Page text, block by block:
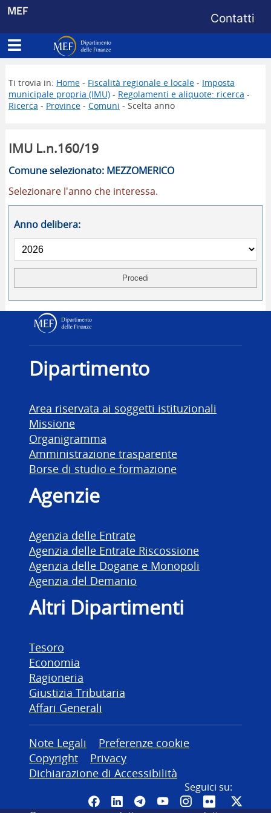
MEF Menu di
Contatti
Apri menu principale
Dipartimento delle Finanze
Ti trovia in: Home- Fiscalità regionale e locale- Imposta
municipale propria (IMU)- Regolamenti e aliquote: ricerca -
Ricerca - Province- Comuni - Scelta anno
IMU L.n.160/19
Comune selezionato: MEZZOMERICO
Selezionare l'anno che interessa.
Anno delibera:
Dipartimento delle
Dipartimento
Area riservata ai soggetti istituzionali
Missione
Organigramma
Amministrazione trasparente
Borse di studio e formazione
Agenzie
Agenzia delle Entrate
Agenzia delle Entrate Riscossione
Agenzia delle Dogane e Monopoli
Agenzia del Demanio
Altri Dipartimenti
Tesoro
Economia
Ragioneria
Giustizia Tributaria
Affari Generali
Altre informazioni
Note Legali
Preferenze cookie
Copyright
Privacy
Dichiarazione di Accessibilità
Seguici su:
Pagina Facebook del MEF -
Canale LinkedIn del MEF
Canale Telegram del
Canale YouTube del
CanaleCanale